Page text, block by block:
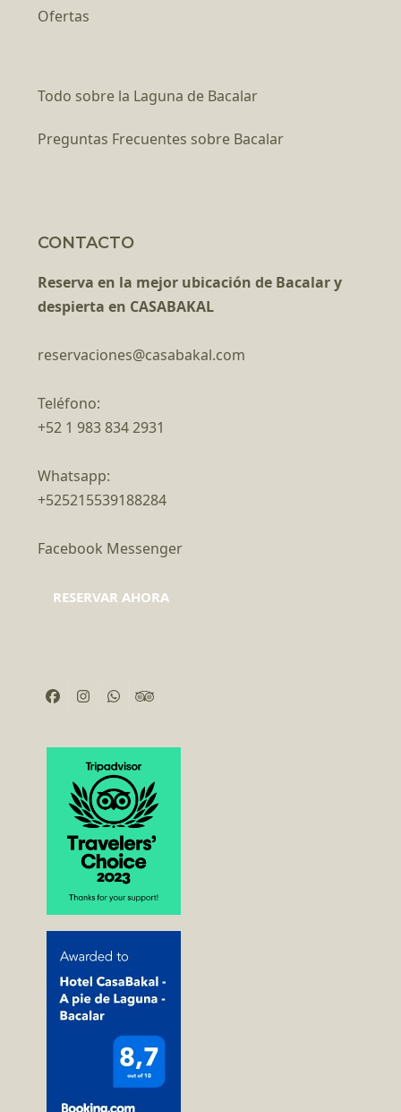
Ofertas
Todo sobre la Laguna de Bacalar
Preguntas Frecuentes sobre Bacalar
CONTACTO
Reserva en la mejor ubicación de Bacalar y
despierta en CASABAKAL
reservaciones@casabakal.com
Teléfono:
+52 1 983 834 2931
Whatsapp:
+525215539188284
Facebook Messenger
RESERVAR AHORA
Facebook
Instagram
WhatsappTripadvisor